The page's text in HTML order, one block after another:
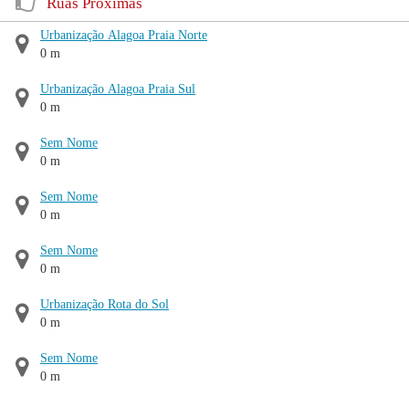
Urbanização Alagoa Praia Norte
0 m
Urbanização Alagoa Praia Sul
0 m
Sem Nome
0 m
Sem Nome
0 m
Sem Nome
0 m
Urbanização Rota do Sol
0 m
Sem Nome
0 m